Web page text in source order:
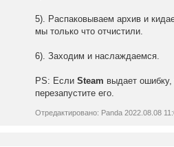
5). Распаковываем архив и
мы только что отчистили.
6). Заходим и наслаждаемся.
PS: ЕслиSteam выдает ошибку,
перезапустите его.
Отредактировано: Panda 2022.08.08